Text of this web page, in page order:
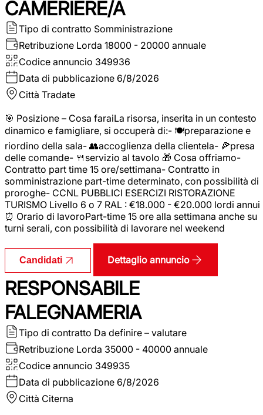
CAMERIERE/A
Tipo di contratto Somministrazione
Retribuzione Lorda 18000 - 20000 annuale
Codice annuncio 349936
Data di pubblicazione 6/8/2026
Città Tradate
🎯 Posizione – Cosa faraiLa risorsa, inserita in un contesto
dinamico e famigliare, si occuperà di:- 🍽️preparazione e
riordino della sala- 👥accoglienza della clientela- 🍕presa
delle comande- 🍴servizio al tavolo 🎁 Cosa offriamo-
Contratto part time 15 ore/settimana- Contratto in
somministrazione part-time determinato, con possibilità di
proroghe- CCNL PUBBLICI ESERCIZI RISTORAZIONE
TURISMO Livello 6 o 7 RAL : €18.000 - €20.000 lordi annui
⏰ Orario di lavoroPart-time 15 ore alla settimana anche su
turni serali, con possibilità di lavorare nel weekend
Candidati Dettaglio annuncio
RESPONSABILE
FALEGNAMERIA
Tipo di contratto Da definire – valutare
Retribuzione Lorda 35000 - 40000 annuale
Codice annuncio 349935
Data di pubblicazione 6/8/2026
Città Citerna